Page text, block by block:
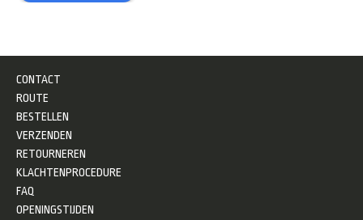
CONTACT
ROUTE
BESTELLEN
VERZENDEN
RETOURNEREN
KLACHTENPROCEDURE
FAQ
OPENINGSTIJDEN